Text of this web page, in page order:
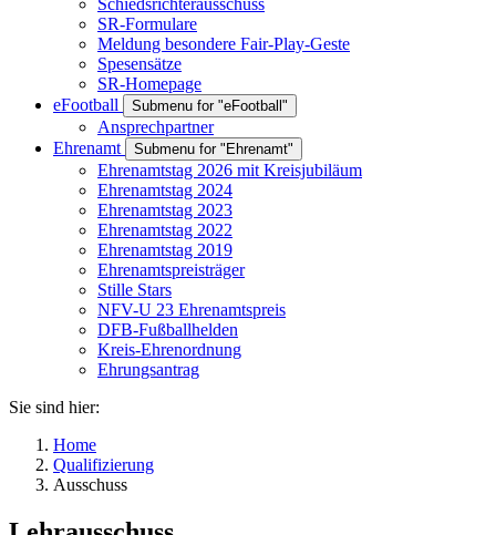
Schiedsrichterausschuss
SR-Formulare
Meldung besondere Fair-Play-Geste
Spesensätze
SR-Homepage
eFootball
Submenu for "eFootball"
Ansprechpartner
Ehrenamt
Submenu for "Ehrenamt"
Ehrenamtstag 2026 mit Kreisjubiläum
Ehrenamtstag 2024
Ehrenamtstag 2023
Ehrenamtstag 2022
Ehrenamtstag 2019
Ehrenamtspreisträger
Stille Stars
NFV-U 23 Ehrenamtspreis
DFB-Fußballhelden
Kreis-Ehrenordnung
Ehrungsantrag
Sie sind hier:
Home
Qualifizierung
Ausschuss